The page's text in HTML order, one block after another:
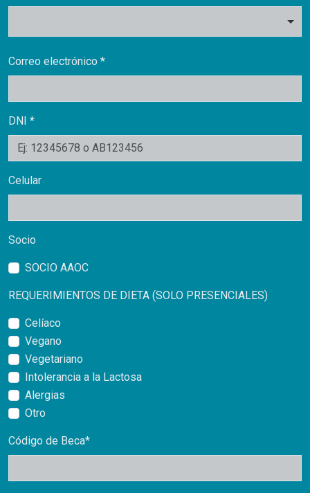
Correo electrónico *
DNI *
Celular
Socio
SOCIO AAOC
REQUERIMIENTOS DE DIETA (SOLO PRESENCIALES)
Celíaco
Vegano
Vegetariano
Intolerancia a la Lactosa
Alergias
Otro
Código de Beca*